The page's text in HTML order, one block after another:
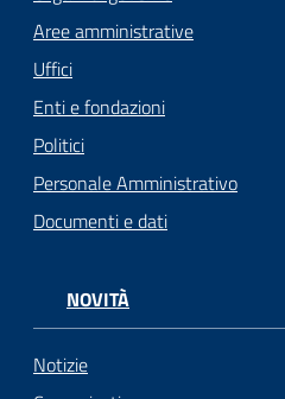
o
r
n
o
T
r
Aree amministrative
Uffici
Enti e fondazioni
Politici
Personale Amministrativo
Documenti e dati
NOVITÀ
Notizie